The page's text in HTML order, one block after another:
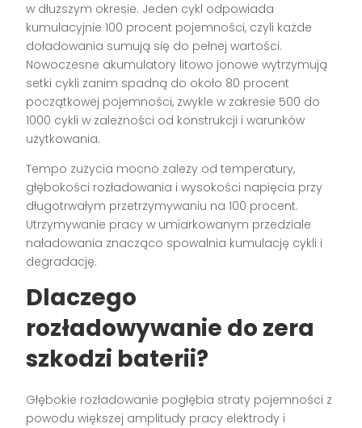
w dłuższym okresie. Jeden cykl odpowiada
kumulacyjnie 100 procent pojemności, czyli każde
doładowania sumują się do pełnej wartości.
Nowoczesne akumulatory litowo jonowe wytrzymują
setki cykli zanim spadną do około 80 procent
początkowej pojemności, zwykle w zakresie 500 do
1000 cykli w zależności od konstrukcji i warunków
użytkowania.
Tempo zużycia mocno zależy od temperatury,
głębokości rozładowania i wysokości napięcia przy
długotrwałym przetrzymywaniu na 100 procent.
Utrzymywanie pracy w umiarkowanym przedziale
naładowania znacząco spowalnia kumulację cykli i
degradację.
Dlaczego
rozładowywanie do zera
szkodzi baterii?
Głębokie rozładowanie pogłębia straty pojemności z
powodu większej amplitudy pracy elektrody i